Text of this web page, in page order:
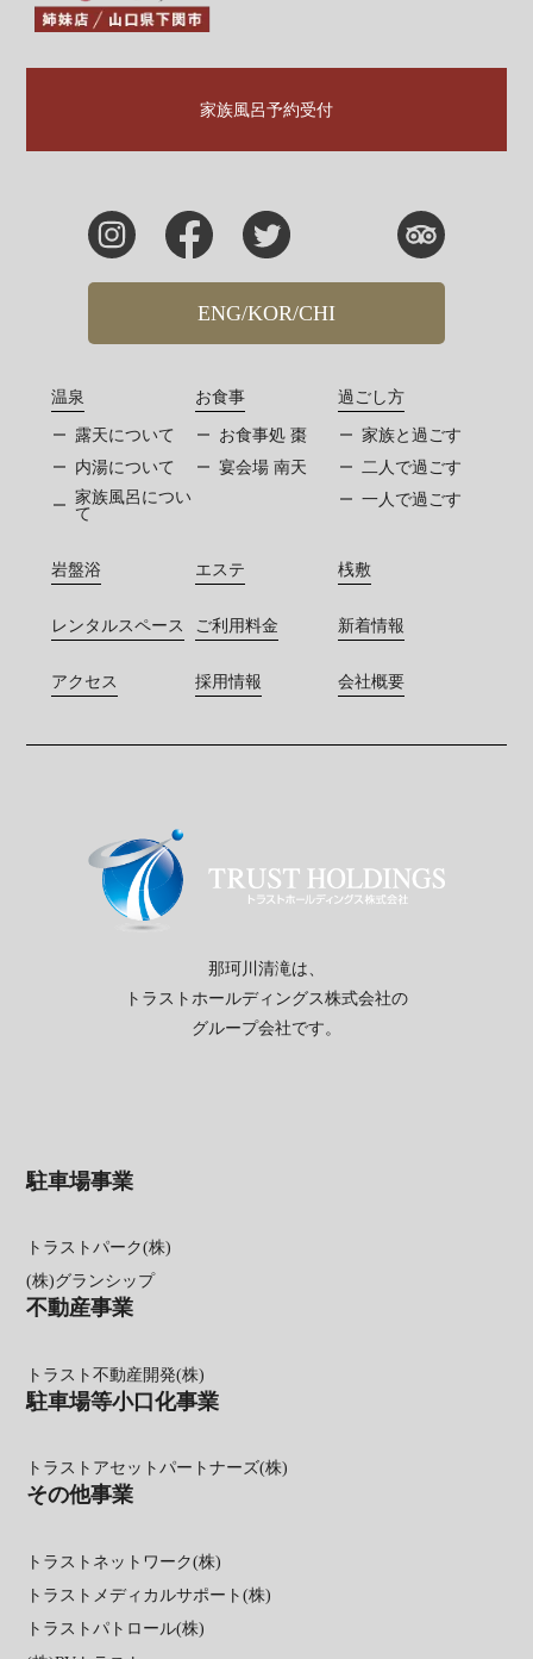
家族風呂予約受付
温泉
露天について
内湯について
家族風呂につい
て
お食事
お食事処 棗
宴会場 南天
過ごし方
家族と過ごす
二人で過ごす
一人で過ごす
ENG/KOR/CHI
岩盤浴 エステ 桟敷
レンタルスペース ご利用料金 新着情報
アクセス 採用情報 会社概要
那珂川清滝は、
トラストホールディングス株式会社の
グループ会社です。
駐車場事業
トラストパーク(株)
(株)グランシップ
不動産事業
トラスト不動産開発(株)
駐車場等小口化事業
トラストアセットパートナーズ(株)
その他事業
トラストネットワーク(株)
トラストメディカルサポート(株)
トラストパトロール(株)